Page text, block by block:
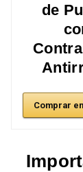
de
Comprar